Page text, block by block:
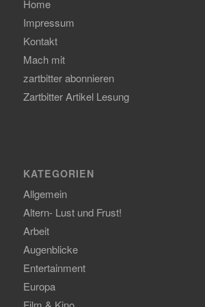
Home
Impressum
Kontakt
Mach mit
zartbitter abonnieren
Zartbitter Artikel Lesung
KATEGORIEN
Allgemein
Altern- Lust und Frust!
Arbeit
Augenblicke
Entertainment
Europa